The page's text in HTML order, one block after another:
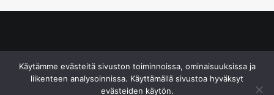
Käytämme evästeitä sivuston toiminnoissa, ominaisuuksissa ja
liikenteen analysoinnissa. Käyttämällä sivustoa hyväksyt
evästeiden käytön.